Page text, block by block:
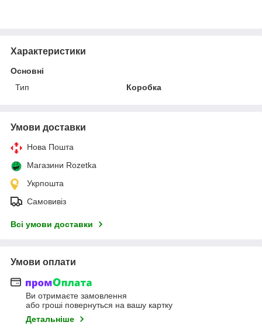
Характеристики
Основні
Тип
Коробка
Умови доставки
Нова Пошта
Магазини Rozetka
Укрпошта
Самовивіз
Всі умови доставки
Умови оплати
Ви отримаєте замовлення
або гроші повернуться на вашу картку
Детальніше